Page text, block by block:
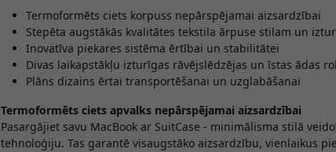
Termoformēts ciets korpuss nepārspējamai aizsardzībai
Stepēta augstākās kvalitātes tekstila ārpuse stilam un
Inovatīva piekares sistēma ērtībai un stabilitātei
Divas laikapstākļu izturīgas rāvējslēdzējas un īstas ādas
Plāns dizains ērtai transportēšanai un uzglabāšanai
Termoformēts ciets apvalks nepārspējamai aizsardzībai
Pasargājiet savu MacBook ar SuitCase - minimālisma stilā
tehnoloģiju. Tas garantē visaugstāko aizsardzību, vienlaikus